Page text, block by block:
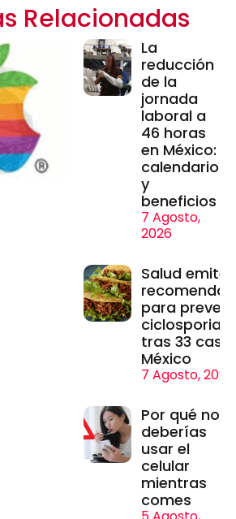
Relacionadas
La
reducción
de la
jornada
laboral a
46 horas
en México:
calendario
y
beneficios
7 Agosto,
2026
Salud emite
para
tras 33
México
7 Agosto, 2026
Por qué no
deberías
usar el
celular
mientras
comes